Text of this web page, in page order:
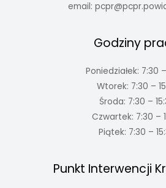
email:
Godziny
Poniedziałek: 7:30
Wtorek: 7:30 –
Środa: 7:30 –
Czwartek: 7:30 –
Piątek: 7:30 –
Punkt Interwencji